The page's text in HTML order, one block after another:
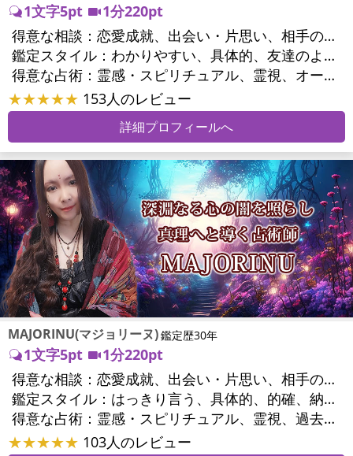
1文字5pt
1分220pt
得意な相談：
恋愛成就、出会い・片思い、相手の気持ち、相性、結婚、男心・女心、二人の今後、複雑な恋愛、浮気、不倫、復活愛、復縁、離婚、同性愛・LGBT、人間関係、職場の人間関係、対人関係、仕事運、適職、転職、就職、家族関係、夫婦関係、家庭問題、育児・子育て、シングルマザー、精神問題、心の問題、トラウマ、ストレス、健康運、金運、金銭トラブル
鑑定スタイル：
わかりやすい、具体的、友達のように相談できる、聞き上手、とても話しやすい、じっくり聞いてくれる、愛にあふれ温かい、前向き・元気になれる
得意な占術：
霊感・スピリチュアル、霊視、オーラ、タロット、オラクルカード
★★★★★ 153人のレビュー
詳細プロフィールへ
MAJORINU(マジョリーヌ)鑑定歴30年
1文字5pt
1分220pt
得意な相談：
恋愛成就、出会い・片思い、相手の気持ち、相性、縁結び、結婚、男心・女心、二人の今後、複雑な恋愛、三角関係、略奪愛、浮気、不倫、復活愛、復縁、離婚、同性愛・LGBT、人間関係、職場の人間関係、対人関係、仕事運、適職、天職、転職、進路、就職、人生全般、使命、経営相談、人事、開業、夢、目標、ビジネスチャンス、ビジネスパートナー、パワーハラスメント、セクシャルハラスメント、家族関係、夫婦関係、家庭問題、夫婦問題、親族問題、育児・子育て、シングルマザー、ドメスティックバイオレンス、相続関係、精神問題、心の問題、うつ、トラウマ、ストレス、いじめ、人生相談、霊的問題、魂の本質、前世、ペットの気持ち、パワーストーン選択、引越し・転居、方位、健康運、金運、金銭トラブル、ご近所問題、縁切り
鑑定スタイル：
はっきり言う、具体的、的確、納得感、情報量が多い、友達のように相談できる、聞き上手、とても話しやすい、じっくり聞いてくれる、愛にあふれ温かい、深く濃厚、勇気をくれる、前向き・元気になれる、実力派
得意な占術：
霊感・スピリチュアル、霊視、過去視、未来予知、前世・来世、波動修正、オーラ、エネルギー調整、ソウルメイト、チャネリング、ペットの気持ち、タロット、オラクルカード、風水、姓名判断、九星気学、四柱推命、占星術、数秘術、カラー診断、易学、祈祷、祈願、縁結び、縁切り、ダウジング、ルーン、パワーストーン、カウンセリング、オリジナル占術、ルノルマンカード
★★★★★ 103人のレビュー